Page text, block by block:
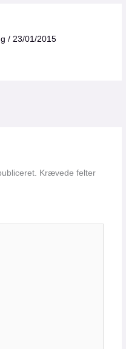
/ 23/01/2015
Krævede felter